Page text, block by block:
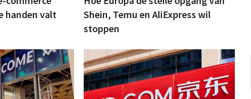
handen valt
Shein, Temu en AliExpress wil
stoppen